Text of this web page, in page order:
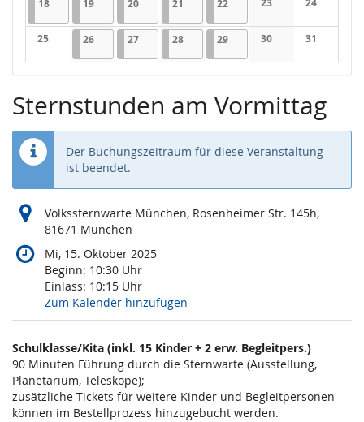
1818.05.2026
1 Veranstaltung
1919.05.2026
1 Veranstaltung
2020.05.2026
1 Veranstaltung
21 21.05.2026
1 Veranstaltung
2222.05.2026
1 Veranstaltung
23
Keine
24
Keine
25
Keine Veranstaltungen
2626.05.2026
1 Veranstaltung
2727.05.2026
1 Veranstaltung
2828.05.2026
1 Veranstaltung
2929.05.2026
1 Veranstaltung
30
Keine
31
Keine
Sternstunden am Vormittag
Der Buchungszeitraum für diese Veranstaltung
ist beendet.
Volkssternwarte München, Rosenheimer Str. 145h,
81671 München
Mi, 15. Oktober 2025
Beginn: 10:30 Uhr
Einlass: 10:15 Uhr
Zum Kalender hinzufügen
Produkte
Unkategorisierte
Produkte
Schulklasse/Kita (inkl. 15 Kinder + 2 erw. Begleitpers.)
90 Minuten Führung durch die Sternwarte (Ausstellung,
Planetarium, Teleskope);
zusätzliche Tickets für weitere Kinder und Begleitpersonen
können im Bestellprozess hinzugebucht werden.